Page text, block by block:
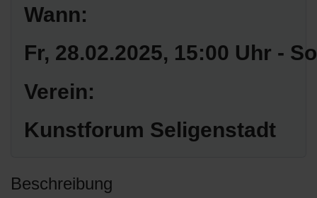
Wann:
Fr, 28.02.2025, 15:00 Uhr -
Verein:
Kunstforum Seligenstadt
Beschreibung